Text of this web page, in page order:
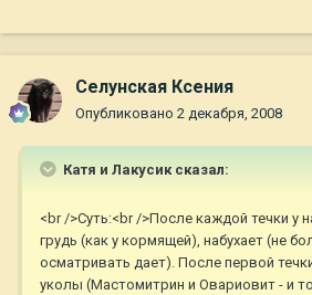
Селунская Ксения
Опубликовано 2 декабря, 2008
Катя и Лакусик сказал:
<br />Суть:<br />После каждой течки у
грудь (как у кормящей), набухает (не
осматривать дает). После первой
уколы (Мастомитрин и Овариовит - и